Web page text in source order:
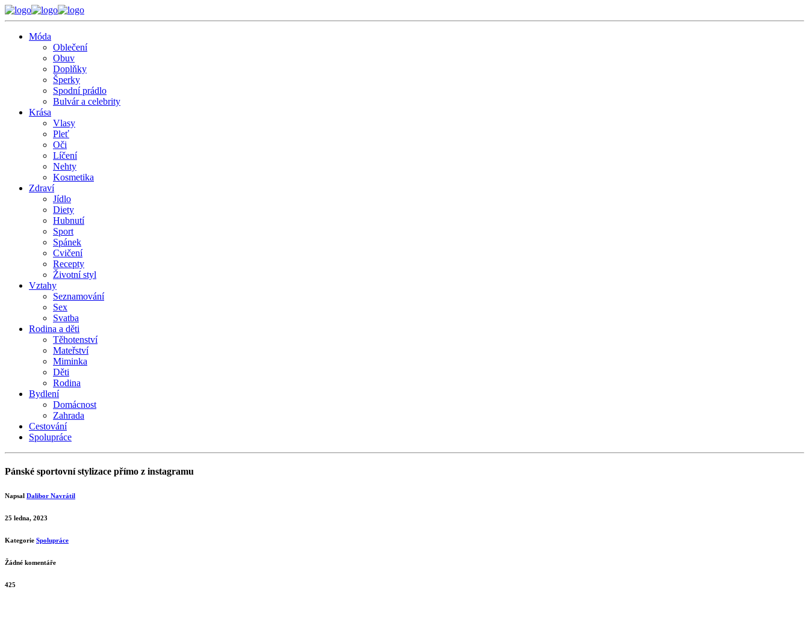
Móda
Oblečení
Obuv
Doplňky
Šperky
Spodní prádlo
Bulvár a celebrity
Krása
Vlasy
Pleť
Oči
Líčení
Nehty
Kosmetika
Zdraví
Jídlo
Diety
Hubnutí
Sport
Spánek
Cvičení
Recepty
Životní styl
Vztahy
Seznamování
Sex
Svatba
Rodina a děti
Těhotenství
Mateřství
Miminka
Děti
Rodina
Bydlení
Domácnost
Zahrada
Cestování
Spolupráce
Pánské sportovní stylizace přímo z instagramu
Napsal Dalibor Navrátil
25 ledna, 2023
Kategorie Spolupráce
Žádné komentáře
425